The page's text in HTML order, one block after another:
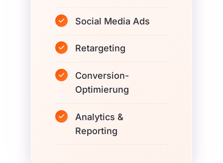
Social Media Ads
Retargeting
Conversion-
Optimierung
Analytics &
Reporting